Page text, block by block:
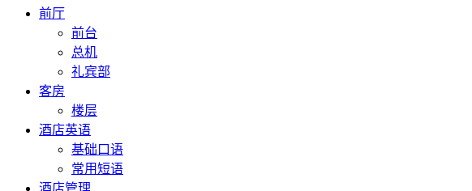
前厅
前台
总机
礼宾部
客房
楼层
酒店英语
基础口语
常用短语
酒店管理